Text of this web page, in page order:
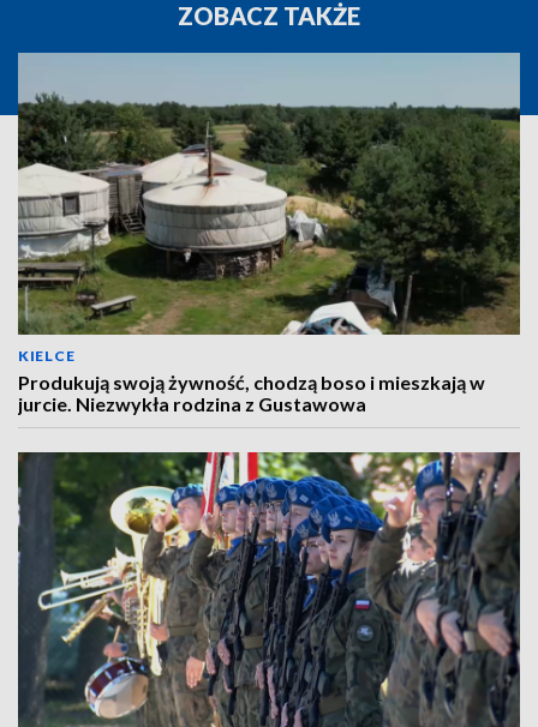
ZOBACZ TAKŻE
KIELCE
Produkują swoją żywność, chodzą boso i mieszkają w
jurcie. Niezwykła rodzina z Gustawowa